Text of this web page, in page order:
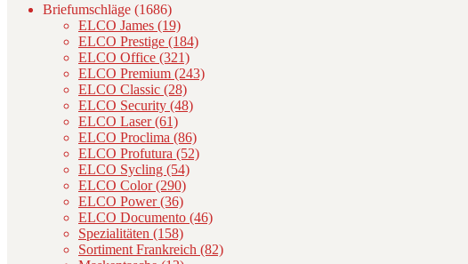
Briefumschläge (1686)
ELCO James (19)
ELCO Prestige (184)
ELCO Office (321)
ELCO Premium (243)
ELCO Classic (28)
ELCO Security (48)
ELCO Laser (61)
ELCO Proclima (86)
ELCO Profutura (52)
ELCO Sycling (54)
ELCO Color (290)
ELCO Power (36)
ELCO Documento (46)
Spezialitäten (158)
Sortiment Frankreich (82)